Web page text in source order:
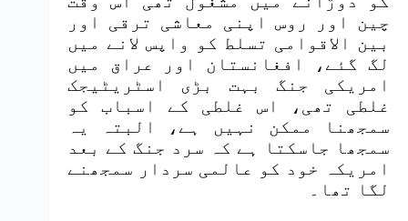
چین اور روس اپنی معاشی ترقی اور
بین الاقوامی تسلط کو واپس لانے میں
لگ گئے، افغانستان اور عراق میں
امریکی جنگ بہت بڑی اسٹریٹیجک
غلطی تھی، اس غلطی کے اسباب کو
سمجھنا ممکن نہیں ہے، البتہ یہ
سمجھا جاسکتا ہے کہ سرد جنگ کے بعد
امریکہ خود کو عالمی سردار سمجھنے
لگا تھا۔